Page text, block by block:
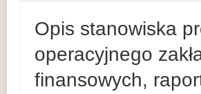
Opis stanowiska
operacyjnego
finansowych,